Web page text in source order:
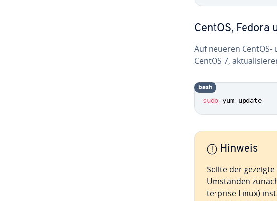
CentOS, Fedora
Auf neueren
CentOS 7,
sudo yum update
bash
Hinweis
Sollte der
Umständen
ter­pri­se Linux)